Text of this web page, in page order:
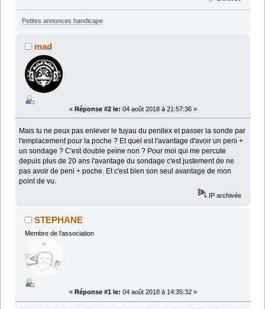
Petites annonces handicape
mad
« Réponse #2 le: 04 août 2018 à 21:57:36 »
Mais tu ne peux pas enlever le tuyau du penilex et passer la sonde par
l'emplacement pour la poche ? Et quel est l'avantage d'avoir un peni +
un sondage ? C'est double peine non ? Pour moi qui me percute
depuis plus de 20 ans l'avantage du sondage c'est justement de ne
pas avoir de peni + poche. Et c'est bien son seul avantage de mon
point de vu.
IP archivée
STEPHANE
Membre de l'association
« Réponse #1 le: 04 août 2018 à 14:35:32 »